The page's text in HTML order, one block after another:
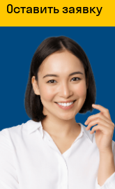
Оставить заявку